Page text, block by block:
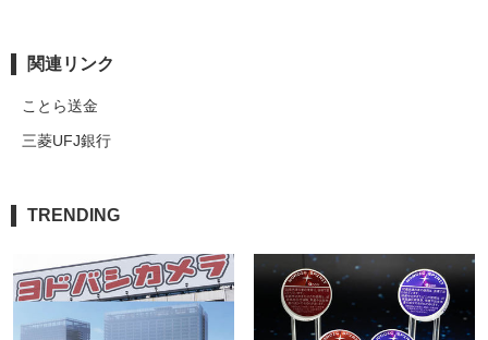
関連リンク
ことら送金
三菱UFJ銀行
TRENDING